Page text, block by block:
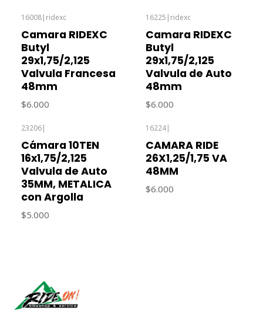
16008| ridexc
Camara RIDEXC
Butyl
29x1,75/2,125
Valvula Francesa
48mm
$6.000
16225 | ridexc
Camara RIDEXC
Butyl
29x1,75/2,125
Valvula de Auto
48mm
$6.000
23206|
Cámara 10TEN
16x1,75/2,125
Valvula de Auto
35MM, METALICA
con Argolla
$5.000
16224|
CAMARA RIDE
26X1,25/1,75 VA
48MM
$6.000